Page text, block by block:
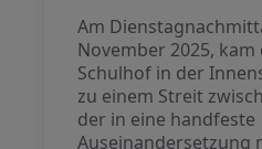
Am
November 2025, kam
Schulhof in der
zu einem Streit
der in eine handfeste
Auseinandersetzung